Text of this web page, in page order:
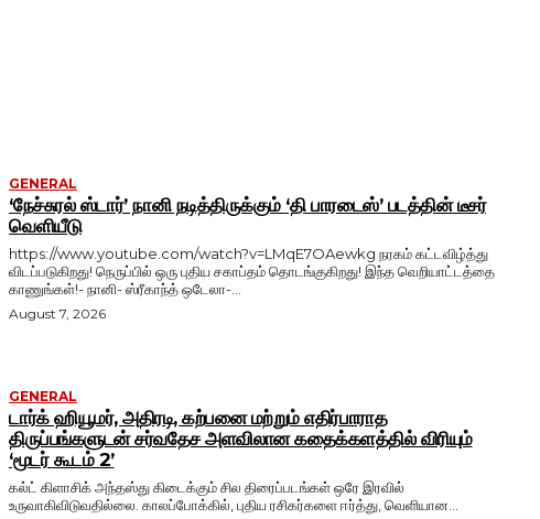
GENERAL
‘நேச்சுரல் ஸ்டார்’ நானி நடித்திருக்கும் ‘தி பாரடைஸ்’ படத்தின் டீசர்
வெளியீடு
https://www.youtube.com/watch?v=LMqE7OAewkg நரகம் கட்டவிழ்த்து
விடப்படுகிறது! நெருப்பில் ஒரு புதிய சகாப்தம் தொடங்குகிறது! இந்த வெறியாட்டத்தை
காணுங்கள்!- நானி- ஸ்ரீகாந்த் ஒடேலா-...
August 7, 2026
GENERAL
டார்க் ஹியூமர், அதிரடி, கற்பனை மற்றும் எதிர்பாராத
திருப்பங்களுடன் சர்வதேச அளவிலான கதைக்களத்தில் விரியும்
‘மூடர் கூடம் 2’
கல்ட் கிளாசிக் அந்தஸ்து கிடைக்கும் சில திரைப்படங்கள் ஒரே இரவில்
உருவாகிவிடுவதில்லை. காலப்போக்கில், புதிய ரசிகர்களை ஈர்த்து, வெளியான...